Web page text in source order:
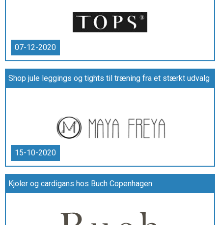
07-12-2020
Shop jule leggings og tights til træning fra et stærkt udvalg
15-10-2020
Kjoler og cardigans hos Buch Copenhagen